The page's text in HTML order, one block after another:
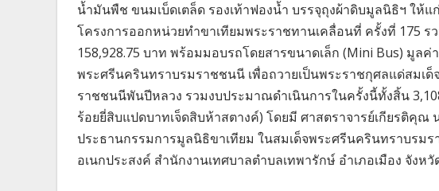
น้ำมันพืช ขนมเบ็ดเตล็ด รองเท้าฟองน้ำ บรรจุถุงผ้าดิบมูลนิธิฯ ให้
โครงการออกหน่วยทำขาเทียมพระราชทานเคลื่อนที่ ครั้งที่ 175
158,928.75 บาท พร้อมมอบรถโดยสารขนาดเล็ก (Mini Bus) มูลค่
พระศรีนครินทราบรมราชชนนี เพื่อถวายเป็นพระราชกุศลแด่สมเ
ราชชนนีพันปีหลวง รวมงบประมาณดำเนินการในครั้งนี้ทั้งสิ้น
ร้อยยี่สิบแปดบาทเจ็ดสิบห้าสตางค์) โดยมี ศาสตราจารย์เกียรติคุ
ประธานกรรมการมูลนิธิขาเทียม ในสมเด็จพระศรีนครินทราบรม
อเนกประสงค์ สำนักงานเทศบาลตำบลเทพารักษ์ อำเภอเมือง จังห